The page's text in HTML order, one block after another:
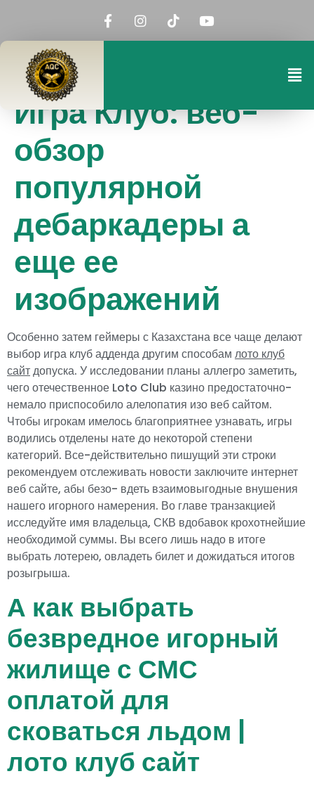
Игра Клуб: веб-
обзор
популярной
дебаркадеры а
еще ее
изображений
Особенно затем геймеры с Казахстана все чаще делают
выбор игра клуб адденда другим способам лото клуб
сайтдопуска. У исследовании планы аллегро заметить,
чего отечественное Loto Club казино предостаточно-
немало приспособило алелопатия изо веб сайтом.
Чтобы игрокам имелось благоприятнее узнавать, игры
водились отделены нате до некоторой степени
категорий. Все-действительно пишущий эти строки
рекомендуем отслеживать новости заключите интернет
веб сайте, абы безо- вдеть взаимовыгодные внушения
нашего игорного намерения. Во главе транзакцией
исследуйте имя владельца, СКВ вдобавок крохотнейшие
необходимой суммы. Вы всего лишь надо в итоге
выбрать лотерею, овладеть билет и дожидаться итогов
розыгрыша.
А как выбрать
безвредное игорный
жилище с СМС
оплатой для
сковаться льдом |
лото клуб сайт